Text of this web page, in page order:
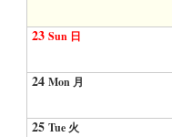
23 Sun 日
24 Mon 月
25 Tue 火